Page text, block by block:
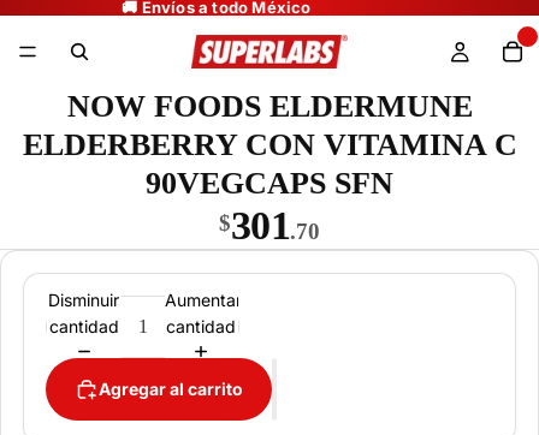
NOW FOODS ELDERMUNE
ELDERBERRY CON VITAMINA C
90VEGCAPS SFN
$301.70
Disminuir
cantidad
Aumentar
cantidad
Agregar al carrito